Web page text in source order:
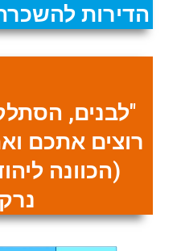
הדירות
"לבנים,
רוצים אתכם
(הכוונה